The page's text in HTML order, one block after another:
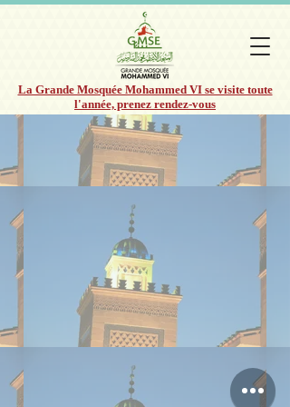
La Grande Mosquée Mohammed VI se visite toute
l'année, prenez rendez-vous